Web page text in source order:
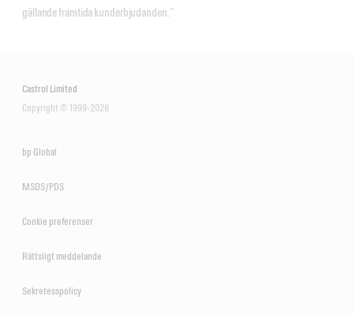
gällande framtida kunderbjudanden.”
Castrol Limited
Copyright © 1999-2026
bp Global
MSDS/PDS
Cookie preferenser
Rättsligt meddelande
Sekretesspolicy